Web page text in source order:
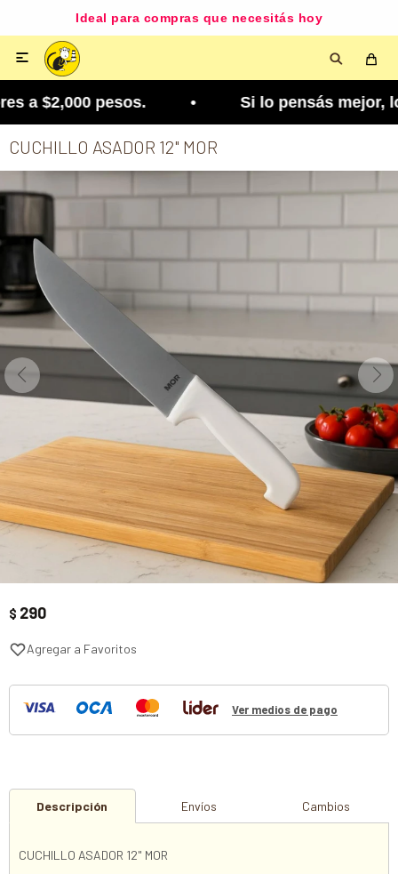
Ideal para compras que necesitás hoy

a $2,000 pesos. • Si lo pensás mejor, lo
CUCHILLO ASADOR 12" MOR
$ 290
Ver medios de pago
Descripción Envíos Cambios
CUCHILLO ASADOR 12" MOR